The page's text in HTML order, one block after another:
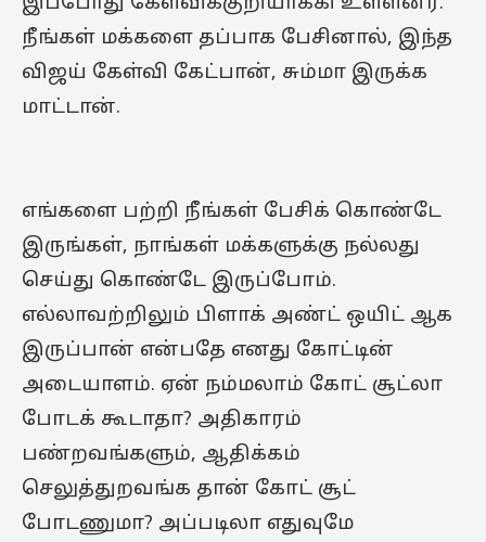
நீங்கள் மக்களை தப்பாக பேசினால், இந்த
விஜய் கேள்வி கேட்பான், சும்மா இருக்க
மாட்டான்.
எங்களை பற்றி நீங்கள் பேசிக் கொண்டே
இருங்கள், நாங்கள் மக்களுக்கு நல்லது
செய்து கொண்டே இருப்போம்.
எல்லாவற்றிலும் பிளாக் அண்ட் ஒயிட் ஆக
இருப்பான் என்பதே எனது கோட்டின்
அடையாளம். ஏன் நம்மலாம் கோட் சூட்லா
போடக் கூடாதா? அதிகாரம்
பண்றவங்களும், ஆதிக்கம்
செலுத்துறவங்க தான் கோட் சூட்
போடணுமா? அப்படிலா எதுவுமே